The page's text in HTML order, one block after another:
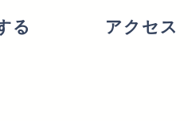
る アクセス